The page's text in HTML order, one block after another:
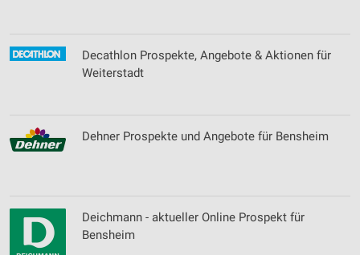
Decathlon Prospekte, Angebote & Aktionen für
Weiterstadt
Dehner Prospekte und Angebote für Bensheim
Deichmann - aktueller Online Prospekt für
Bensheim